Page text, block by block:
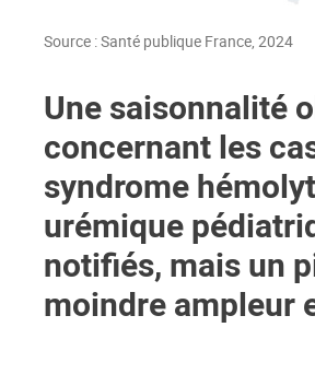
Source : Santé publique France, 2024
Une saisonnalité
concernant les
syndrome
urémique
notifiés, mais un
moindre ampleur